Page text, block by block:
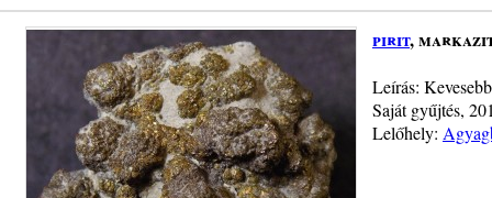
pirit,
Leírás:
Saját gyűjtés,
Lelőhely: